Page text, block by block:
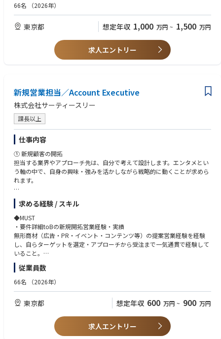
・海外拠点との連携が必要な案件におけるブリッジ業務
⚫️マネージャーとして
・チーム全体の目標達成状況の把握と、不足分の補填戦略の立案
・経営陣への営業数字・進捗の報告
連携します。
・代表2名（CEO・COO）：経営判断・事業の大きな方向性を担っていま
す
・各サービス部門MGR：PR・SNS・広告・イベント・クリエイティブそれ
ぞれの専門チームと協業しながら提案を進めます。
・バックオフィス：営業事務・法務・経理・人事が連携してサポート。事
務的な業務の一部はバックオフィスがサポートします。
・チームメンバー（3〜4名）：新規開拓・既存営業それぞれを担うメンバ
ー。
規模は問いません。メンバーの目標設定・進捗管理・フィードバックを通
・自走力と判断力
上位の方針を受けながらも、現場では自ら状況を判断し優先順位をつけて
動ける方。「次何をすればいいですか」ではなく「こう動きます」と提案
・数値への感度
アニメ・映画・音楽・スポーツ・ゲームなど、エンタメコンテンツを日常
的に消費し、業界トレンドを自然に追っていること。好きなジャンルが提
案の武器になる環境です
・AI・効率化ツールの活用
AIを使った資料作成(提案書・レポート作成等)・情報整理・業務効率化が
できる方。
◼︎WANT
・広告代理店・PR会社・エンタメ隣接業界での法人営業経験
・英語力（LAオフィスとの連携案件に関わる機会があります）
・ベンチャー・スタートアップでの営業経験
66名 （2026年）
東京都 想定年収 1,000 万円 ~ 1,500 万円
求人エントリー
新規営業担当／Account Executive
株式会社サーティースリー
課長以上
仕事内容
① 新規顧客の開拓
担当する業界やアプローチ先は、自分で考えて設計します。エンタメとい
う軸の中で、自身の興味・強みを活かしながら戦略的に動くことが求めら
れます。
業務の進め方（例）：
・エンタメコンテンツの公開・リリース時期を先読みし、関連性の高い企
業リストを作成してアプローチ
・ターゲット業界の動向を日常的にリサーチし、提案の切り口を見つける
・イベント・広告・SNSトレンドなどから新しいビジネスの可能性を発見
し、具体的な提案につなげる
クライアントのマーケティング課題をヒアリングし、PR・広告・イベン
ト・SNSなどを組み合わせた最適な提案を作成します。提案の内容や構成
は自分で考えて組み立てます。
③ 受注後のフォロー
のビジネスにつなげていきます。サービスチームと連携しながら、クライ
アントにとってのパートナーとして長期的な関係を構築します。
求める経験 / スキル
◆MUST
・要件詳細toBの新規開拓営業経験・実績
無形商材（広告・PR・イベント・コンテンツ等）の提案営業経験を経験
し、自らターゲットを選定・アプローチから受注まで一気通貫で経験して
いること。
「数字を残した」実績を具体的に語れる方
・自走力と判断力
上位の方針を受けながらも、現場では自ら状況を判断し優先順位をつけて
できること
・数値への感度
チームの目標数値を常に意識し、達成状況・乖離・要因を自分で分析して
行動に落とせること
・エンタメへの深い関心
従業員数
66名 （2026年）
東京都 想定年収 600 万円 ~ 900 万円
求人エントリー